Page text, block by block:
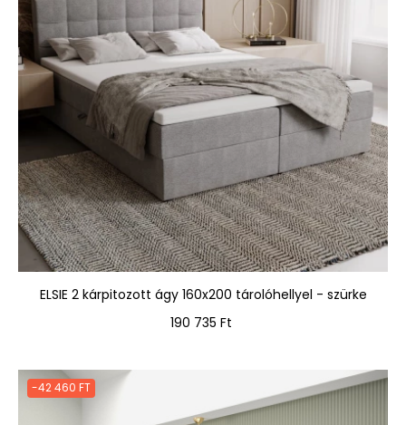
ELSIE 2 kárpitozott ágy 160x200 tárolóhellyel - szürke
Ár
190 735 Ft
-42 460 FT